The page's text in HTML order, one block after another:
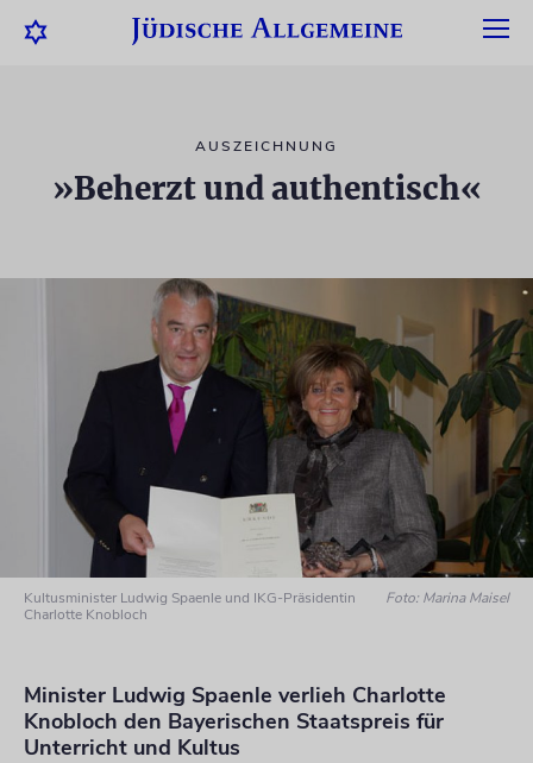
AUSZEICHNUNG
»Beherzt und authentisch«
Kultusminister Ludwig Spaenle und IKG-Präsidentin
Charlotte Knobloch
Foto: Marina Maisel
Minister Ludwig Spaenle verlieh Charlotte
Knobloch den Bayerischen Staatspreis für
Unterricht und Kultus